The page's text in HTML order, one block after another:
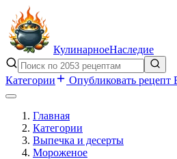
КулинарноеНаследие
Категории Опубликовать рецепт
Главная
Категории
Выпечка и десерты
Мороженое